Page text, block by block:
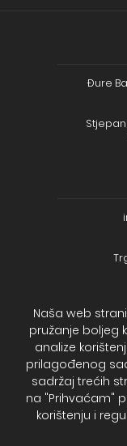
Đure
Temeljni
Naša web
pružanje boljeg
analize
prilagođenog
sadržaj trećih
na "Prihvaćam"
korištenju i